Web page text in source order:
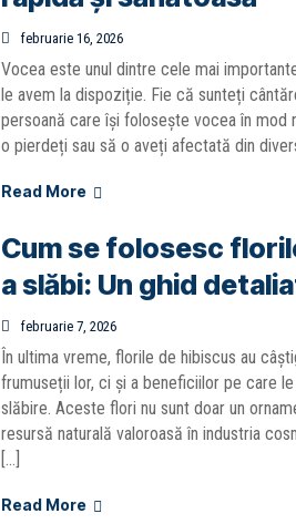
februarie 16, 2026
Vocea este unul dintre cele mai
le avem la dispoziție. Fie că sunteți
persoană care își folosește vocea în
o pierdeți sau să o aveți afectată din
Read More
Cum se folosesc
a slăbi: Un ghid
februarie 7, 2026
În ultima vreme, florile de hibiscus au
frumuseții lor, ci și a beneficiilor pe care
slăbire. Aceste flori nu sunt doar un
resursă naturală valoroasă în industria
[…]
Read More